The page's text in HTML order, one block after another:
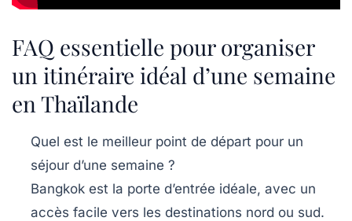
FAQ essentielle pour organiser
un itinéraire idéal d’une semaine
en Thaïlande
Quel est le meilleur point de départ pour un
séjour d’une semaine ?
Bangkok est la porte d’entrée idéale, avec un
accès facile vers les destinations nord ou sud.